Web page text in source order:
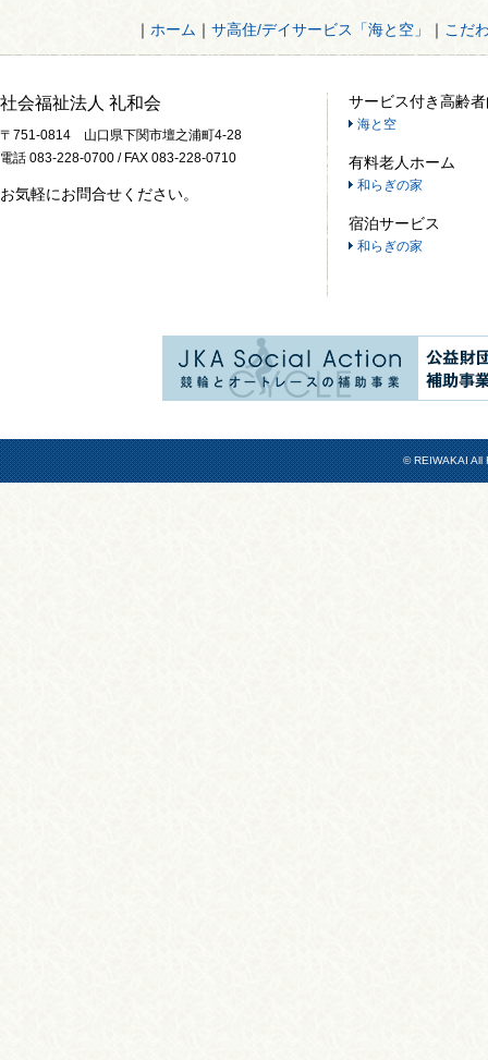
｜ ホーム ｜ サ高住/デイサービス「海と空」 ｜ こだ
社会福祉法人 礼和会
〒751-0814 山口県下関市壇之浦町4-28
電話 083-228-0700 / FAX 083-228-0710
お気軽にお問合せください。
サービス付き高齢
海と空
有料老人ホーム
和らぎの家
宿泊サービス
和らぎの家
© REIWAKAI All